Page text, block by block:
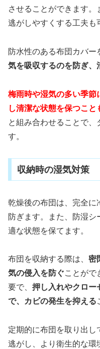
させることができます
逃がしやすくする工夫も
防水性のある布団カバー
気を吸収するのを防ぎ、
梅雨時や湿気の多い季節
し清潔な状態を保つこと
と組み合わせることで、
す。
収納時の湿気対策
乾燥後の布団は、完全に
防ぎます。また、防湿
適な状態を保てます。
布団を収納する際は、 密
気の侵入を防ぐことがで
要で、 押し入れやクロー
で、カビの発生を抑える
定期的に布団を取り出し
逃がし、より衛生的な環